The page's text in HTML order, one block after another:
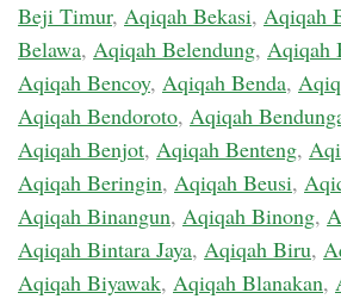
Beji Timur, Aqiqah Bekasi, Aqiqah
Belawa, Aqiqah Belendung, Aqiqah
Aqiqah Bencoy, Aqiqah Benda,
Aqiqah Bendoroto, Aqiqah
Aqiqah Benjot, Aqiqah Benteng,
Aqiqah Beringin, Aqiqah Beusi,
Aqiqah Binangun, Aqiqah Binong,
Aqiqah Bintara Jaya, Aqiqah Biru,
Aqiqah Biyawak, Aqiqah Blanakan,